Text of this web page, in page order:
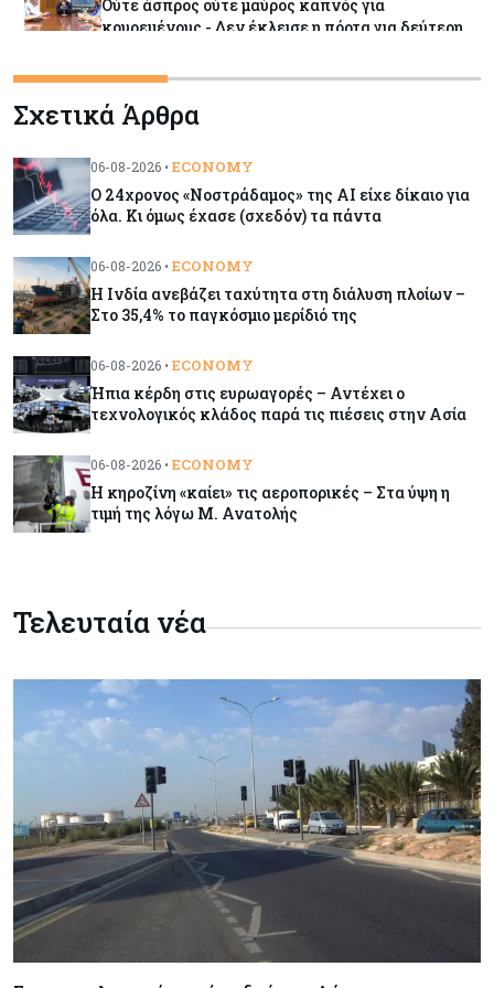
Ούτε άσπρος ούτε μαύρος καπνός για
κουρεμένους - Δεν έκλεισε η πόρτα για δεύτερη
Ενέργεια
Τσαρλς Έλληνας για GSI: «Καταντήσαμε να
είμαστε θεατές» - Πώς η Meridiam αλλάζει τα
Crypto: Πώς οι απατεώνες εκμεταλλεύονται τις
αλλαγές της ευρωπαϊκής νομοθεσίας
Κόσμος
Ο 24χρονος «Νοστράδαμος» της AI είχε δίκαιο
για όλα. Κι όμως έχασε (σχεδόν) τα πάντα
Η Ινδία ανεβάζει ταχύτητα στη διάλυση πλοίων
– Στο 35,4% το παγκόσμιο μερίδιό της
ΠτΔ: Υπεράνω όλων το δημόσιο συμφέρον – Όλα
Κόσμος 06-08-2026
Ήπια κέρδη στις ευρωαγορές – Αντέχει ο
τεχνολογικός κλάδος παρά τις πιέσεις στην
Ασία
Ενέργεια 06-08-2026
Παπασταύρου: Ψήφος εμπιστοσύνης η είσοδος
της Meridiam για το καλώδιο Ελλάδας-Κύπρου
Σχετικά Άρθρα
06-08-2026 • ECONOMY
Ο 24χρονος «Νοστράδαμος» της AI είχε δίκαιο για
όλα. Κι όμως έχασε (σχεδόν) τα πάντα
06-08-2026 • ECONOMY
Η Ινδία ανεβάζει ταχύτητα στη διάλυση πλοίων –
Στο 35,4% το παγκόσμιο μερίδιό της
06-08-2026 • ECONOMY
Ήπια κέρδη στις ευρωαγορές – Αντέχει ο
τεχνολογικός κλάδος παρά τις πιέσεις στην Ασία
06-08-2026 • ECONOMY
Η κηροζίνη «καίει» τις αεροπορικές – Στα ύψη η
τιμή της λόγω Μ. Ανατολής
Τελευταία νέα